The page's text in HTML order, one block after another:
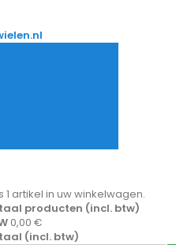
1 artikel in uw winkelwagen.
producten (incl. btw)
0,00 €
(incl. btw)